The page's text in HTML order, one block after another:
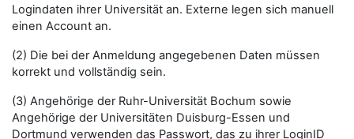
Logindaten ihrer Universität an. Externe legen sich manuell
einen Account an.
(2) Die bei der Anmeldung angegebenen Daten müssen
korrekt und vollständig sein.
(3) Angehörige der Ruhr-Universität Bochum sowie
Angehörige der Universitäten Duisburg-Essen und
Dortmund verwenden das Passwort, das zu ihrer LoginID